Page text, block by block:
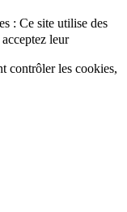
: Ce site utilise des
leur
contrôler les cookies,